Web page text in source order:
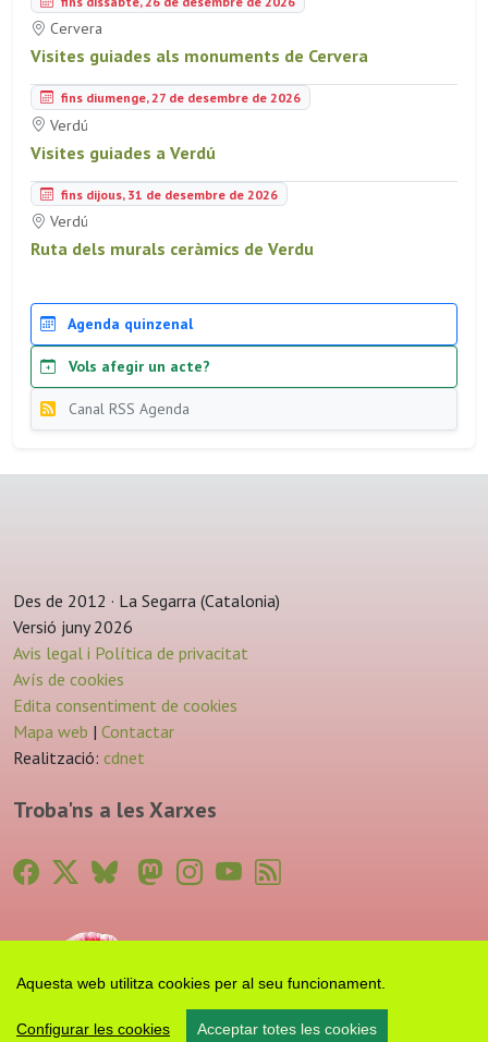
Aquesta web utilitza cookies per al seu funcionament.
Configurar les cookies Acceptar totes les cookies
Cervera
Visites guiades als monuments de Cervera
fins diumenge, 27 de desembre de 2026
Verdú
Visites guiades a Verdú
fins dijous, 31 de desembre de 2026
Verdú
Ruta dels murals ceràmics de Verdu
Agenda quinzenal
Vols afegir un acte?
Canal RSS Agenda
Des de 2012 · La Segarra (Catalonia)
Versió juny 2026
Avis legal i Política de privacitat
Avís de cookies
Edita consentiment de cookies
Mapa web | Contactar
Realització: cdnet
Troba'ns a les Xarxes